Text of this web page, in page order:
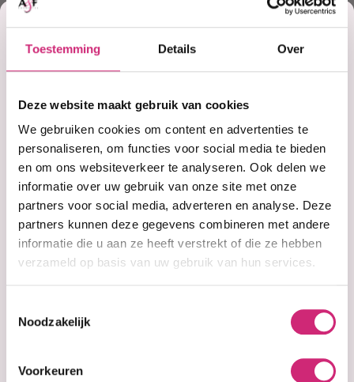
Toestemming Details Over
Deze website maakt gebruik van cookies
We gebruiken cookies om content en advertenties te
personaliseren, om functies voor social media te bieden
en om ons websiteverkeer te analyseren. Ook delen we
informatie over uw gebruik van onze site met onze
partners voor social media, adverteren en analyse. Deze
partners kunnen deze gegevens combineren met andere
informatie die u aan ze heeft verstrekt of die ze hebben
verzameld op basis van uw gebruik van hun services.
Noodzakelijk
Voorkeuren
€21,95
In winkelwagen
Op voorraad
Voor 15:00 besteld =
morgen in huis
30 dagenbedenktijd
Uitgebreidecollectie
Gratis verzendingvanaf €40 (NL&BE)
Productinformatie
Korting
op je
eerste
bestelling